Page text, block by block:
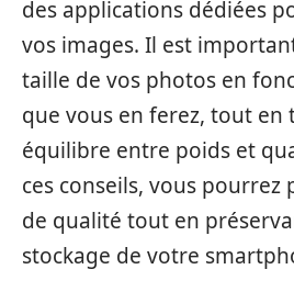
des applications dédiées
vos images. Il est
taille de vos photos en
que vous en ferez, tout en
équilibre entre poids et
ces conseils, vous
de qualité tout en
stockage de votre